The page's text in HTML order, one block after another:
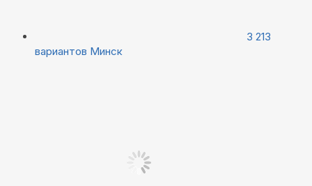
3 213
вариантов Минск